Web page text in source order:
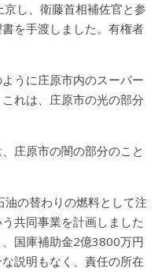
し、衛藤首相補佐官と参
を手渡しました。有権者
うに庄原市内のスーパー
れは、庄原市の光の部分
庄原市の闇の部分のこと
の替わりの燃料として注
共同事業を計画しました
国庫補助金2億3800万円
説明もなく、責任の所在